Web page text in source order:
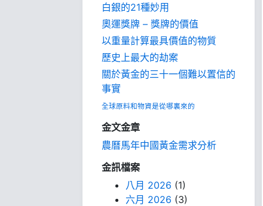
白銀的21種妙用
奧運獎牌 – 獎牌的價值
以重量計算最具價值的物質
歷史上最大的劫案
關於黃金的三十一個難以置信的
事實
全球原料和物資是從哪裏來的
金文金章
農曆馬年中國黃金需求分析
金訊檔案
八月 2026 (1)
六月 2026 (3)